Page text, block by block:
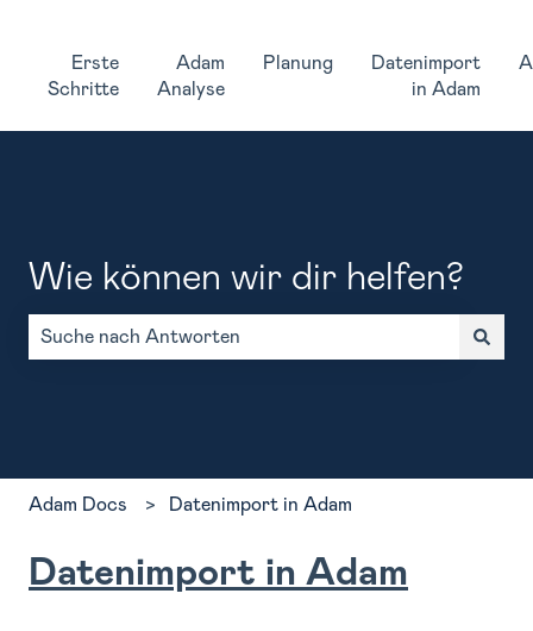
Erste
Schritte
Adam
Analyse
Planung
Datenimport
in Adam
Wie können wir dir helfen?
Adam Docs Datenimport in Adam
Datenimport in Adam